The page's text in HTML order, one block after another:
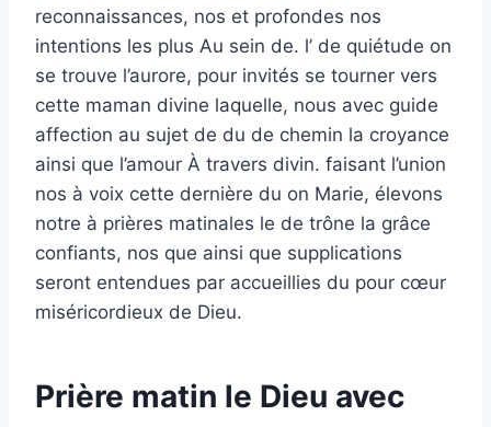
reconnaissances, nos et profondes nos
intentions les plus Au sein de. l’ de quiétude on
se trouve l’aurore, pour invités se tourner vers
cette maman divine laquelle, nous avec guide
affection au sujet de du de chemin la croyance
ainsi que l’amour À travers divin. faisant l’union
nos à voix cette dernière du on Marie, élevons
notre à prières matinales le de trône la grâce
confiants, nos que ainsi que supplications
seront entendues par accueillies du pour cœur
miséricordieux de Dieu.
Prière matin le Dieu avec